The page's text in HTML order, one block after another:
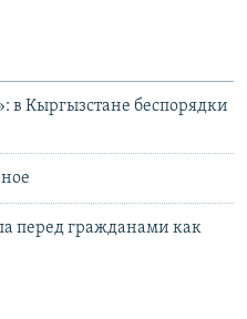
в Кыргызстане беспорядки
перед гражданами как